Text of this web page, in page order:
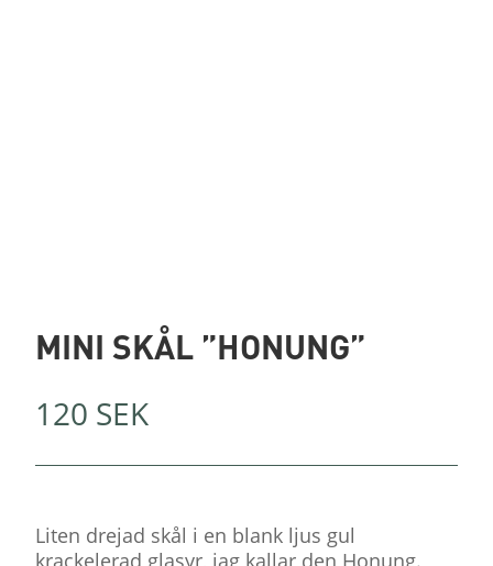
MINI SKÅL ”HONUNG”
120 SEK
Liten drejad skål i en blank ljus gul
krackelerad glasyr, jag kallar den Honung.